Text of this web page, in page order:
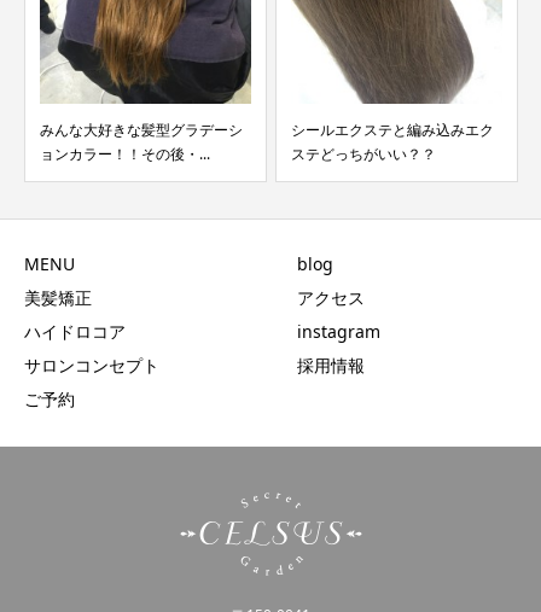
みんな大好きな髪型グラデーシ
ョンカラー！！その後・...
シールエクステと編み込みエク
ステどっちがいい？？
MENU
美髪矯正
ハイドロコア
サロンコンセプト
ご予約
blog
アクセス
instagram
採用情報